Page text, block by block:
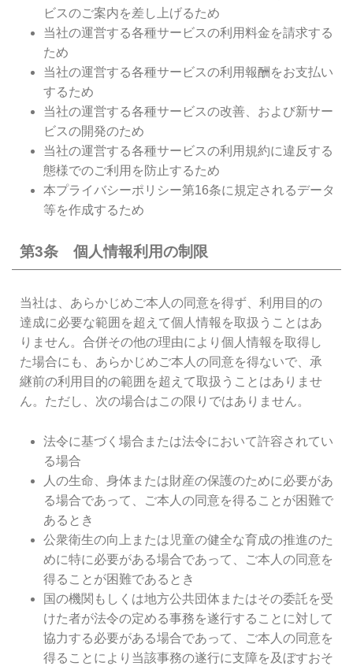
ビスのご案内を差し上げるため
当社の運営する各種サービスの利用料金を請求する
ため
当社の運営する各種サービスの利用報酬をお支払い
するため
当社の運営する各種サービスの改善、および新サー
ビスの開発のため
当社の運営する各種サービスの利用規約に違反する
態様でのご利用を防止するため
本プライバシーポリシー第16条に規定されるデータ
等を作成するため
第3条 個人情報利用の制限
当社は、あらかじめご本人の同意を得ず、利用目的の
達成に必要な範囲を超えて個人情報を取扱うことはあ
りません。合併その他の理由により個人情報を取得し
た場合にも、あらかじめご本人の同意を得ないで、承
継前の利用目的の範囲を超えて取扱うことはありませ
ん。ただし、次の場合はこの限りではありません。
法令に基づく場合または法令において許容されてい
る場合
人の生命、身体または財産の保護のために必要があ
る場合であって、ご本人の同意を得ることが困難で
あるとき
公衆衛生の向上または児童の健全な育成の推進のた
めに特に必要がある場合であって、ご本人の同意を
得ることが困難であるとき
国の機関もしくは地方公共団体またはその委託を受
けた者が法令の定める事務を遂行することに対して
協力する必要がある場合であって、ご本人の同意を
得ることにより当該事務の遂行に支障を及ぼすおそ